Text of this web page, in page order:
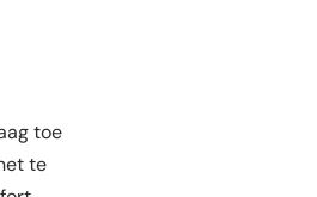
toe
te